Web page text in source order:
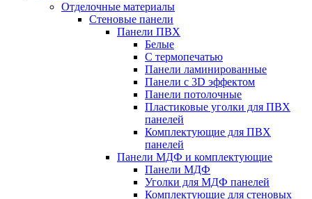
Отделочные материалы
Стеновые панели
Панели ПВХ
Белые
С термопечатью
Панели ламинированные
Панели с 3D эффектом
Панели потолочные
Пластиковые уголки для ПВХ
панелей
Комплектующие для ПВХ
панелей
Панели МДФ и комплектующие
Панели МДФ
Уголки для МДФ панелей
Комплектующие для стеновых